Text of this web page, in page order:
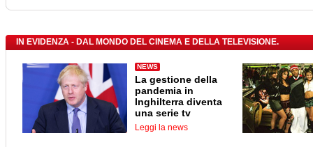
IN EVIDENZA - DAL MONDO DEL CINEMA E DELLA TELEVISIONE.
NEWS
La gestione della
pandemia in
Inghilterra diventa
una serie tv
Leggi la news